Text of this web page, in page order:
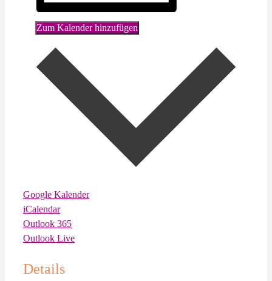
Zum Kalender hinzufügen
Google Kalender
iCalendar
Outlook 365
Outlook Live
Details